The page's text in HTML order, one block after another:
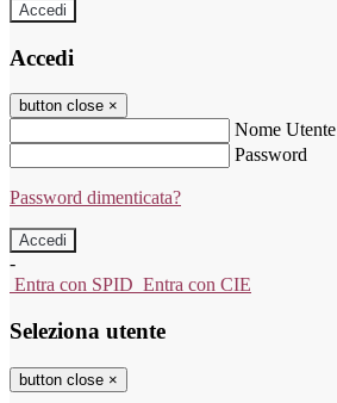
Accedi
Accedi
button close ×
Nome Utente
Password
Password dimenticata?
-
Entra con SPID Entra con CIE
Seleziona utente
button close ×